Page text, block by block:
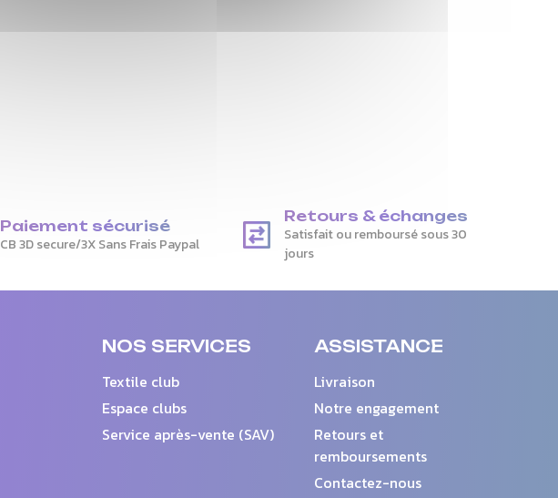
Paiement sécurisé
CB 3D secure/3X Sans Frais Paypal
Retours & échanges
Satisfait ou remboursé sous 30
jours
NOS SERVICES
Textile club
Espace clubs
Service après-vente (SAV)
ASSISTANCE
Livraison
Notre engagement
Retours et
remboursements
Contactez-nous